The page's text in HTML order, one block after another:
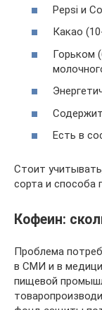
Pepsi и
Какао
Горьком
Есть в
Стоит
сорта и способа
Кофеин:
Проблема
в СМИ и в
пищевой